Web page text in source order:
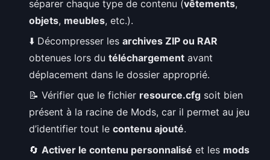
séparer chaque type de contenu (vêtements,
objets, meubles, etc.).
⬇️ Décompresser les archives ZIP ou RAR
obtenues lors du téléchargement avant
déplacement dans le dossier approprié.
📝 Vérifier que le fichier resource.cfg soit bien
présent à la racine de Mods, car il permet au jeu
d’identifier tout le contenu ajouté.
🔄 Activer le contenu personnalisé et les mods